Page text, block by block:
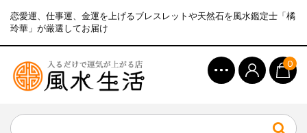
恋愛運、仕事運、金運を上げるブレスレットや天然石を風水鑑定士「橘
玲華」が厳選してお届け
0
風水良縁サロン、始まりました。...